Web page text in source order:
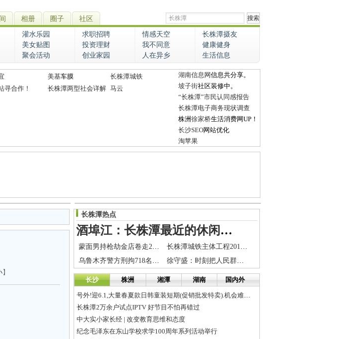
相册 圈子 社区
灌水乐园 求职招聘 情感天空
长株潭摄友
美女贴图 投资理财 我不同意
健康健身
聚会活动 创业家园 人在异乡 生活信息
美基车膜
长株潭城铁
寻合作！ 长株潭两型社会详解 马云
湖南信息网信息共分享。
坡子街社区装修中。
“长株潭”市民认同感报告
长株潭电子商务现状调查
株洲徐家桥生活消费网UP！
长沙SEO网站优化
淘苹果
】
长株潭热点
酒埠江：长株潭最近的休闲花园
蒙面男持枪劫金店卷走20万元金器 看书学做子弹
长株潭城铁主体工程2015年底完工
乌鲁木齐警方刑拘718名7-5事件犯罪嫌疑人(图)
徐守盛：时刻把人民群众生命安全放在第一位
长沙 株洲 湘潭 湖南 国内外
号外!迎6.1,大量春夏款日韩童装短期(促销批发特卖).机会难得哦,
长株潭2万余户试点IPTV 好节目不怕再错过
中大实小家长经 | 改变教育思维和态度
纪念毛泽东在东山学校求学100周年系列活动举行